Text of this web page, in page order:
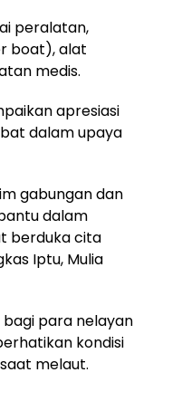
peralatan,
boat), alat
medis.
apresiasi
dalam upaya
gabungan dan
dalam
berduka cita
Iptu, Mulia
para nelayan
kondisi
melaut.